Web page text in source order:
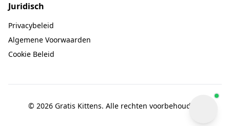
Juridisch
Privacybeleid
Algemene Voorwaarden
Cookie Beleid
© 2026 Gratis Kittens. Alle rechten voorbehouden.